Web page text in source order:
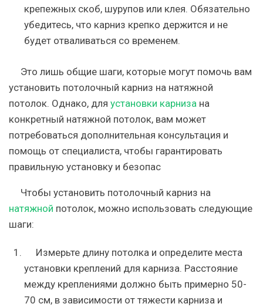
крепежных скоб, шурупов или клея. Обязательно
убедитесь, что карниз крепко держится и не
будет отваливаться со временем.
Это лишь общие шаги, которые могут помочь вам
установить потолочный карниз на натяжной
потолок. Однако, для установки карниза на
конкретный натяжной потолок, вам может
потребоваться дополнительная консультация и
помощь от специалиста, чтобы гарантировать
правильную установку и безопас
Чтобы установить потолочный карниз на
натяжной потолок, можно использовать следующие
шаги:
Измерьте длину потолка и определите места
установки креплений для карниза. Расстояние
между креплениями должно быть примерно 50-
70 см, в зависимости от тяжести карниза и